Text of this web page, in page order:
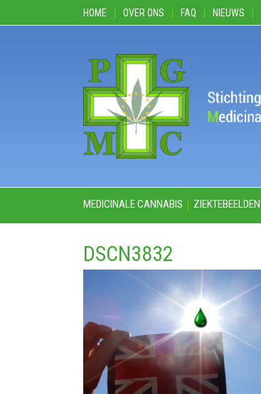
HOME OVER ONS FAQ NIEUWS
MEDICINALE CANNABIS ZIEKTEBEELDEN
DSCN3832